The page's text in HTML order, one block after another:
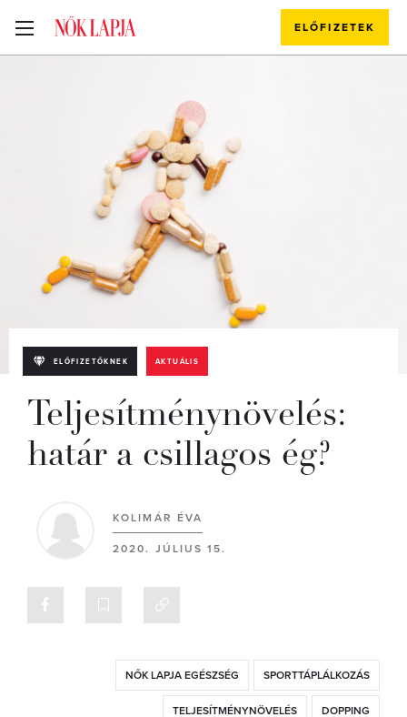
ELŐFIZETEK
ELŐFIZETŐKNEK AKTUÁLIS
Teljesítménynövelés:
határ a csillagos ég?
KOLIMÁR ÉVA
2020. JÚLIUS 15.
NŐK LAPJA EGÉSZSÉG SPORTTÁPLÁLKOZÁS
TELJESÍTMÉNYNÖVELÉS DOPPING